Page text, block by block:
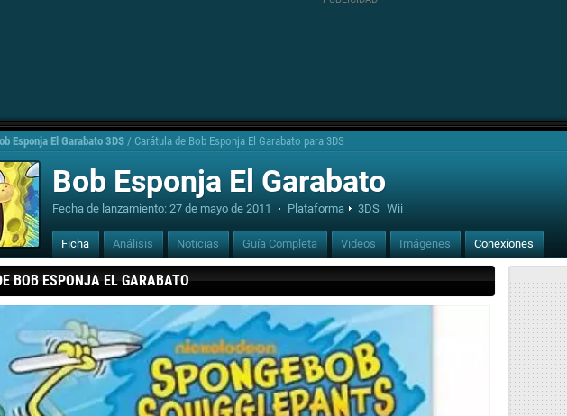
Esponja El Garabato 3DS/ Carátula de Bob Esponja El Garabato para 3DS
Bob Esponja El Garabato
Fecha de lanzamiento: 27 de mayo de 2011 · Plataforma 3DS Wii
Ficha Análisis Noticias Guía Completa Videos Imágenes Conexiones
BOB ESPONJA EL GARABATO